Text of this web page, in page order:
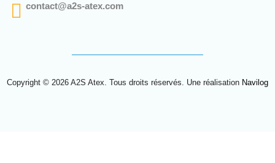
contact@a2s-atex.com
Copyright © 2026 A2S Atex. Tous droits réservés. Une réalisation Navilog